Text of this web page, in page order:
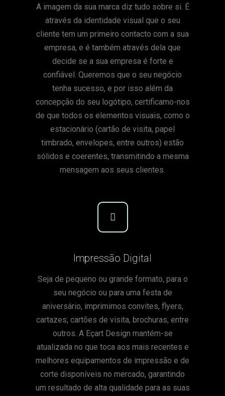
A imagem da sua marca diz tudo sobre si. É
através da identidade visual que o seu
cliente tem um primeiro contacto com a sua
empresa, e é também através dela que
decide se a sua empresa é forte e
confiável. Queremos que o seu negócio
tenha sucesso, e por isso além da
concepção do seu logótipo, certificamo-nos
de que todos os elementos visuais, como o
estacionário (cartão de visita, papel
timbrado, envelopes, entre outros) estão
sólidos e coerentes, transmitindo a mesma
mensagem aos seus clientes.
Impressão Digital
Seja de pequeno ou grande formato, para o
seu negócio ou para uma festa de
aniversário, imprimimos convites, flyers,
cartazes, cartões de visita, brochuras, entre
outros. A Eçart Design mantém-se
atualizada no que toca aos mais recentes e
melhores equipamentos de impressão e de
corte disponíveis no mercado, garantindo
um resultado de alta qualidade para as suas